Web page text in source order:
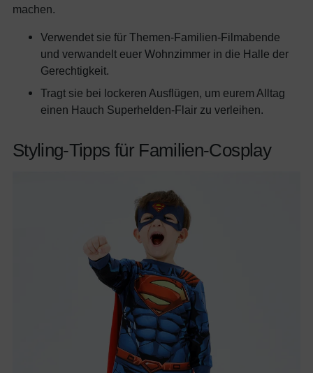
machen.
Verwendet sie für Themen-Familien-Filmabende
und verwandelt euer Wohnzimmer in die Halle der
Gerechtigkeit.
Tragt sie bei lockeren Ausflügen, um eurem Alltag
einen Hauch Superhelden-Flair zu verleihen.
Styling-Tipps für Familien-Cosplay